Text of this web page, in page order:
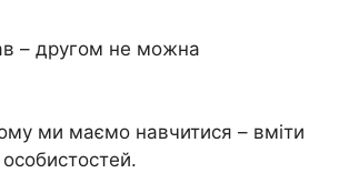
– другом не можна
ми маємо навчитися – вміти
особистостей.